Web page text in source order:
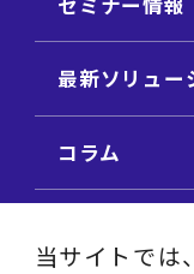
最新ソリュー
コラム
当サイトでは